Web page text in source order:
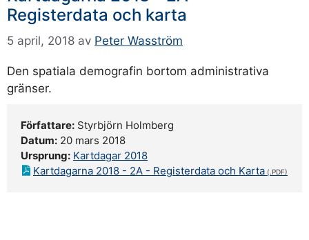
Registerdata och karta
5 april, 2018 av Peter Wasström
Den spatiala demografin bortom administrativa
gränser.
Författare: Styrbjörn Holmberg
Datum: 20 mars 2018
Ursprung: Kartdagar 2018
Kartdagarna 2018 - 2A - Registerdata och Karta